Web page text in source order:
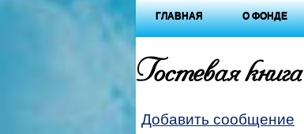
ГЛАВНАЯ О ФОНДЕ
Гостевая книга
Добавить сообщение